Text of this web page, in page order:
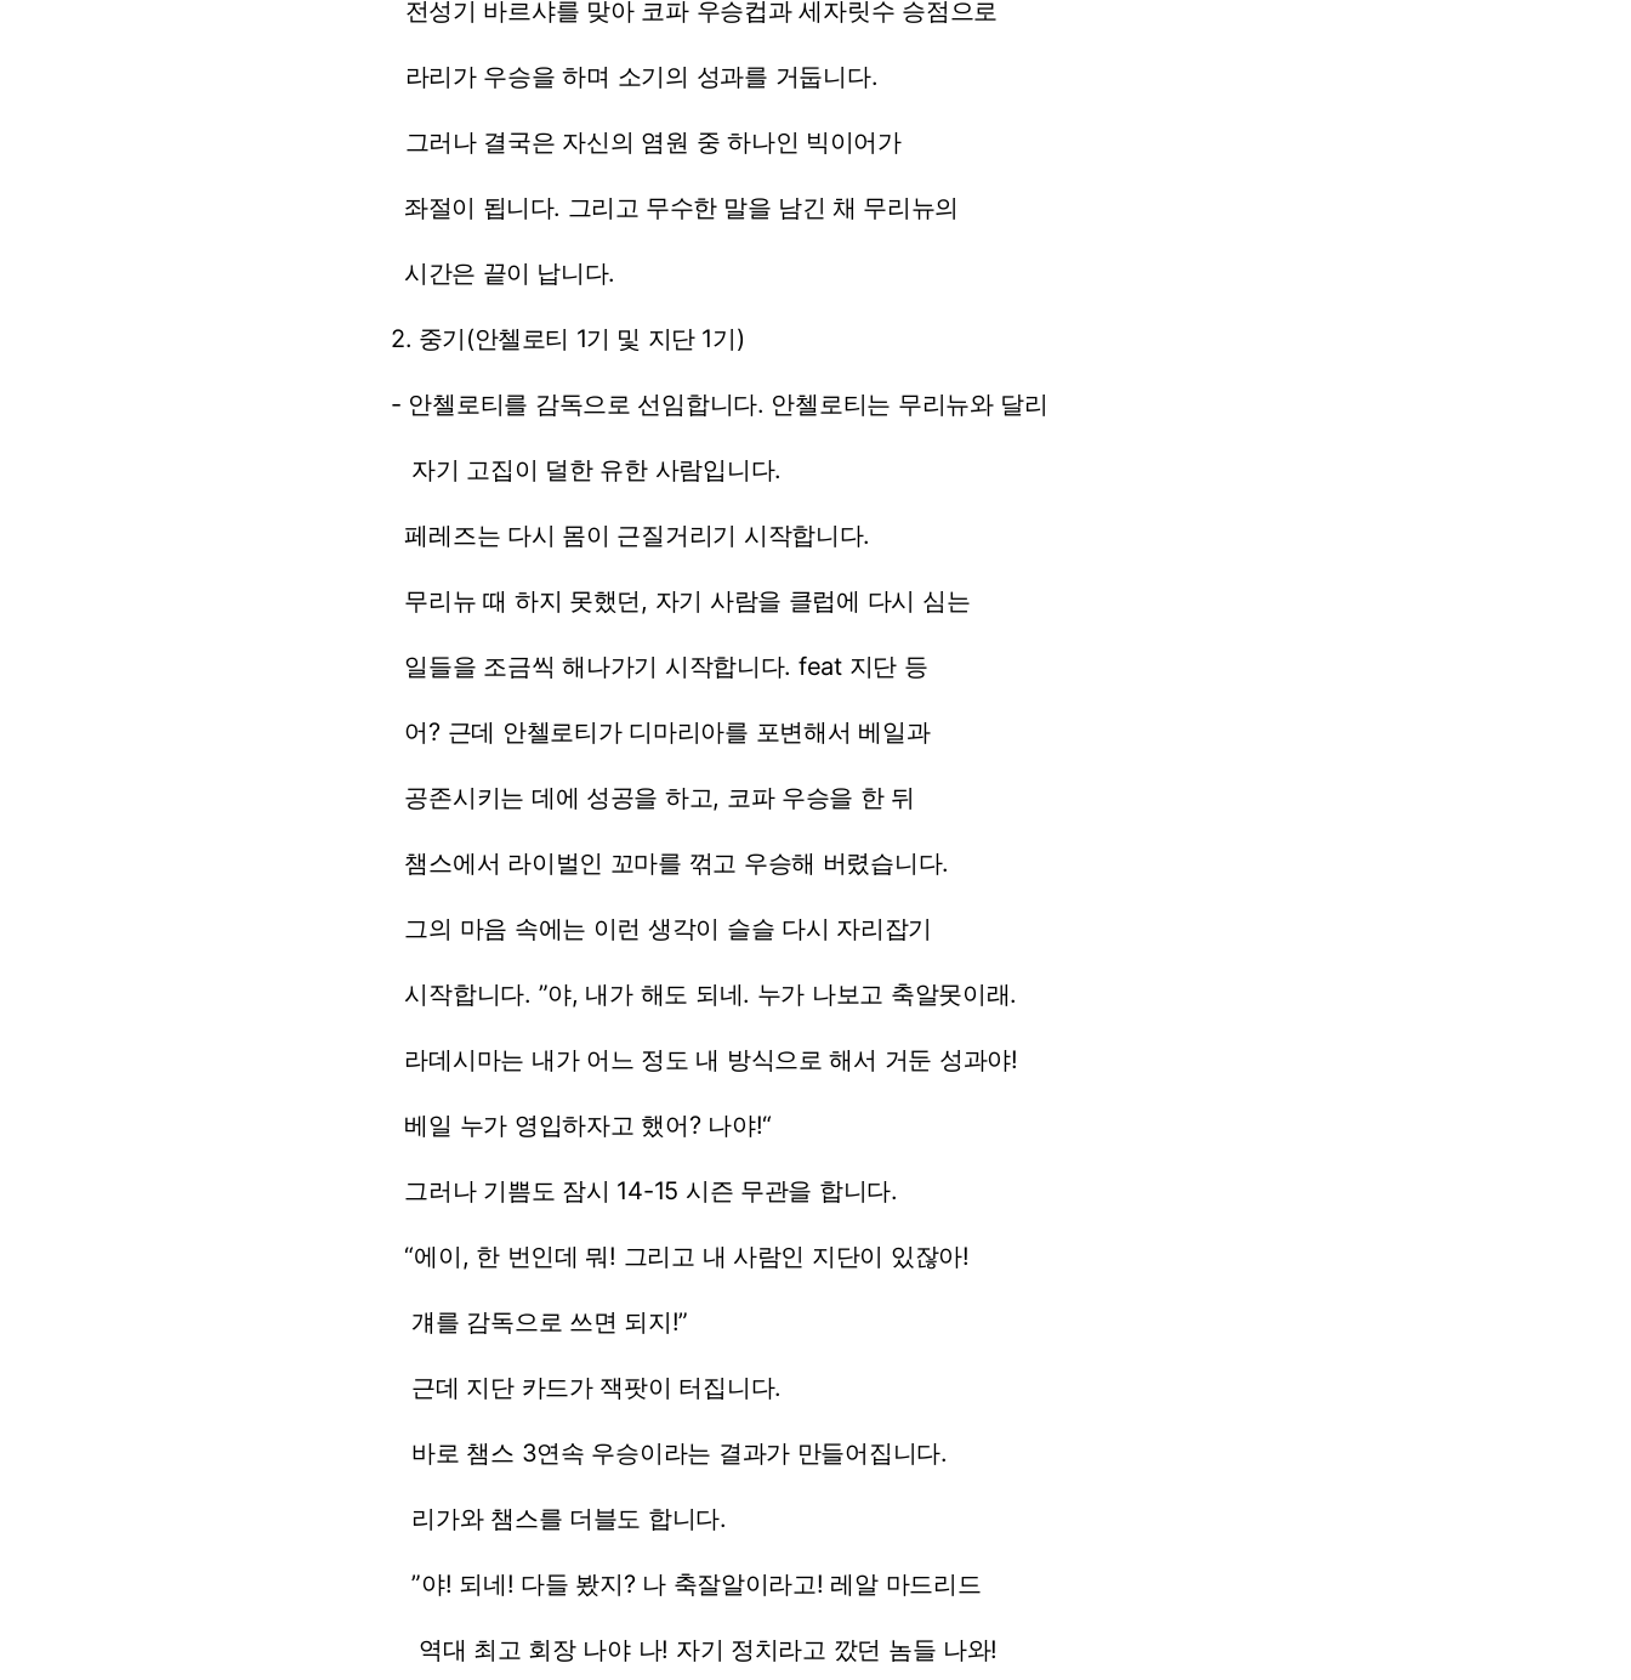
전성기 바르샤를 맞아 코파 우승컵과 세자릿수 승점으로
라리가 우승을 하며 소기의 성과를 거둡니다.
그러나 결국은 자신의 염원 중 하나인 빅이어가
좌절이 됩니다. 그리고 무수한 말을 남긴 채 무리뉴의
시간은 끝이 납니다.
2. 중기(안첼로티 1기 및 지단1기)
- 안첼로티를 감독으로 선임합니다. 안첼로티는 무리뉴와달리
자기 고집이 덜한 유한사람입니다.
페레즈는 다시 몸이 근질거리기 시작합니다.
무리뉴 때 하지 못했던, 자기 사람을 클럽에 다시 심는
일들을 조금씩 해나가기 시작합니다. feat 지단 등
어? 근데 안첼로티가 디마리아를 포변해서 베일과
공존시키는 데에 성공을 하고, 코파 우승을 한뒤
챔스에서 라이벌인 꼬마를 꺾고 우승해 버렸습니다.
그의 마음 속에는 이런 생각이 슬슬 다시 자리잡기
시작합니다. ”야, 내가 해도 되네. 누가 나보고 축알못이래.
라데시마는 내가 어느 정도 내 방식으로 해서 거둔 성과야!
베일 누가 영입하자고 했어? 나야!“
그러나 기쁨도 잠시 14-15 시즌 무관을 합니다.
“에이, 한 번인데 뭐! 그리고 내 사람인 지단이 있잖아!
걔를 감독으로 쓰면 되지!”
근데 지단 카드가 잭팟이 터집니다.
바로 챔스 3연속 우승이라는 결과가만들어집니다.
리가와 챔스를 더블도 합니다.
”야! 되네! 다들 봤지? 나 축잘알이라고! 레알마드리드
역대 최고 회장 나야 나! 자기 정치라고 깠던 놈들 나와!